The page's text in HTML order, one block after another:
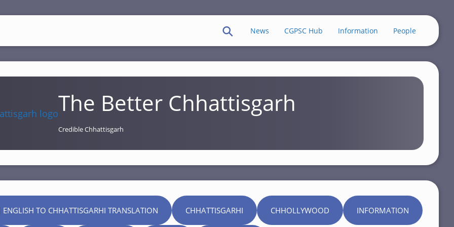
News CGPSC Hub Information People
The Better Chhattisgarh
Credible Chhattisgarh
TO CHHATTISGARHI TRANSLATION CHHATTISGARHI CHHOLLYWOOD INFORMATION